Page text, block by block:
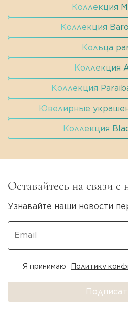
Коллекция
Коллекция
Кольца
Коллекция
Коллекция
Ювелирные
Коллекция
Оставайтесь на связи с
Узнавайте наши новости
Я принимаю Политику